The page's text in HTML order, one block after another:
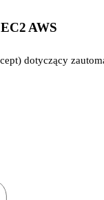
AWS
dotyczący